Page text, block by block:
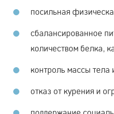
посильная
сбалансированное
количеством белка,
контроль массы тела
отказ от курения и